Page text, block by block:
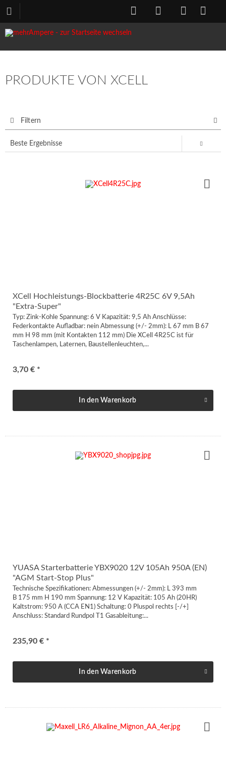
PRODUKTE VON XCELL
Filtern
XCell Hochleistungs-Blockbatterie 4R25C 6V 9,5Ah
"Extra-Super"
Typ: Zink-Kohle Spannung: 6 V Kapazität: 9,5 Ah Anschlüsse:
Federkontakte Aufladbar: nein Abmessung (+/- 2mm): L 67 mm B 67
mm H 98 mm (mit Kontakten 112 mm) Die XCell 4R25C ist für
Taschenlampen, Laternen, Baustellenleuchten,...
3,70 € *
In den Warenkorb
YUASA Starterbatterie YBX9020 12V 105Ah 950A (EN)
"AGM Start-Stop Plus"
Technische Spezifikationen: Abmessungen (+/- 2mm): L 393 mm
B 175 mm H 190 mm Spannung: 12 V Kapazität: 105 Ah (20HR)
Kaltstrom: 950 A (CCA EN1) Schaltung: 0 Pluspol rechts [-/+]
Anschluss: Standard Rundpol T1 Gasableitung:...
235,90 € *
In den Warenkorb